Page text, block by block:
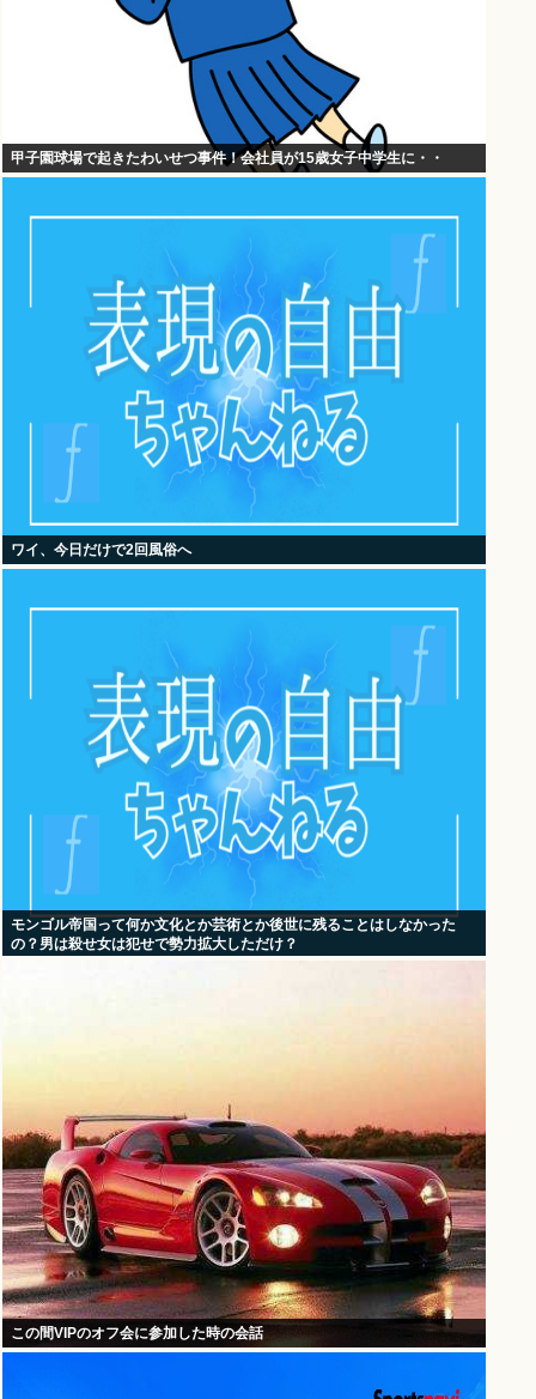
甲子園球場で起きたわいせつ事件！会社員が15歳女子中学生に・・
ワイ、今日だけで2回風俗へ
モンゴル帝国って何か文化とか芸術とか後世に残ることはしなかった
の？男は殺せ女は犯せで勢力拡大しただけ？
この間VIPのオフ会に参加した時の会話